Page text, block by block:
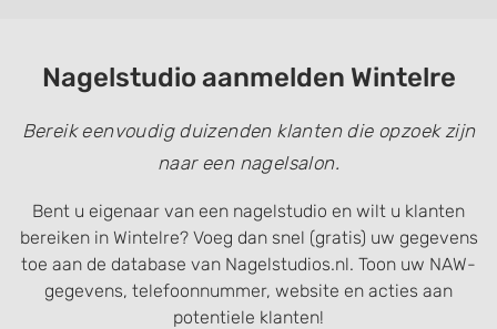
Nagelstudio aanmelden Wintelre
Bereik eenvoudig duizenden klanten die opzoek zijn
naar een nagelsalon.
Bent u eigenaar van een nagelstudio en wilt u klanten
bereiken in Wintelre? Voeg dan snel (gratis) uw gegevens
toe aan de database van Nagelstudios.nl. Toon uw NAW-
gegevens, telefoonnummer, website en acties aan
potentiele klanten!